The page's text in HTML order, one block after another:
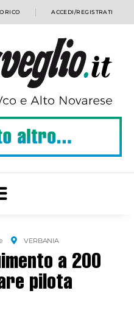
ACCEDI/REGISTRATI
VERBANIA
a 200
pilota